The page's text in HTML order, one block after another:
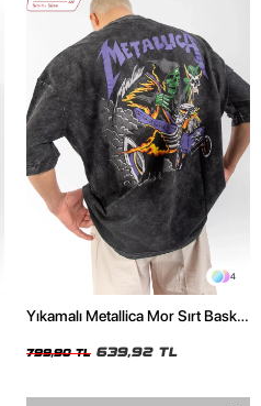
4
Yıkamalı Metallica Mor Sırt Baskılı
799,90 TL 639,92 TL